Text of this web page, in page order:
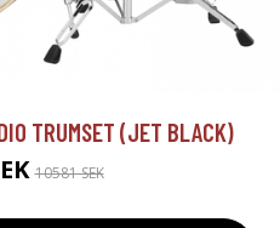
TRUMSET (JET BLACK)
10581 SEK